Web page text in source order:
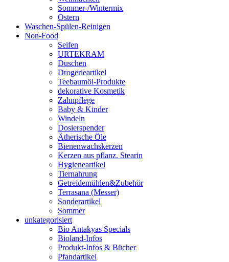
Sommer-/Wintermix
Ostern
Waschen-Spülen-Reinigen
Non-Food
Seifen
URTEKRAM
Duschen
Drogerieartikel
Teebaumöl-Produkte
dekorative Kosmetik
Zahnpflege
Baby & Kinder
Windeln
Dosierspender
Ätherische Öle
Bienenwachskerzen
Kerzen aus pflanz. Stearin
Hygieneartikel
Tiernahrung
Getreidemühlen&Zubehör
Terrasana (Messer)
Sonderartikel
Sommer
unkategorisiert
Bio Antakyas Specials
Bioland-Infos
Produkt-Infos & Bücher
Pfandartikel